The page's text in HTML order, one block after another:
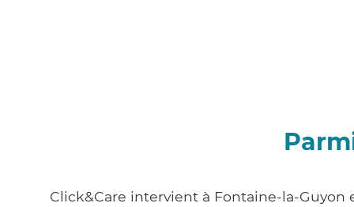
Click&Care intervient à Fontaine-la-